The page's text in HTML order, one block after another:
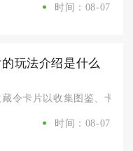
时间：08-07
玩法介绍是什么
令卡片以收集图鉴、卡牌
时间：08-07